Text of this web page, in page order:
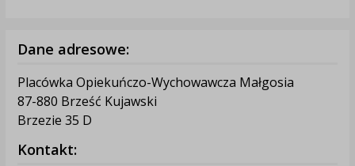
Dane adresowe:
Placówka Opiekuńczo-Wychowawcza Małgosia
87-880 Brześć Kujawski
Brzezie 35 D
Kontakt: